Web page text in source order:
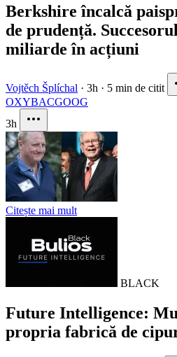
Berkshire încalcă
de prudență.
miliarde în acțiuni
Vojtěch Šplíchal · 3h · 5 min de citit
OXYBACGOOG
3h
Citește mai mult
BLACK
Future Intelligence:
propria fabrică de